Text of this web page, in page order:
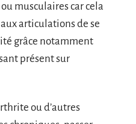
musculaires car cela
articulations de se
grâce notamment
présent sur
ou d’autres